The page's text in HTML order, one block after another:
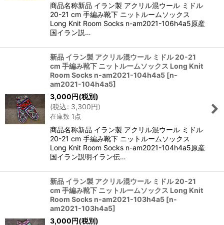
商品名称新品 イラン製 アクリル混ウール ミドル
20-21 cm 手編み靴下 ニットルームソックス
Long Knit Room Socks n-am2021-106h4a5原産
国イラン説…
新品 イラン製 アクリル混ウール ミドル 20-21
cm 手編み靴下 ニットルームソックス Long Knit
Room Socks n-am2021-104h4a5 [n-
am2021-104h4a5]
3,000円(税別)
(税込: 3,300円)
在庫数 1点
商品名称新品 イラン製 アクリル混ウール ミドル
20-21 cm 手編み靴下 ニットルームソックス
Long Knit Room Socks n-am2021-104h4a5原産
国イラン説明イラン伝…
新品 イラン製 アクリル混ウール ミドル 20-21
cm 手編み靴下 ニットルームソックス Long Knit
Room Socks n-am2021-103h4a5 [n-
am2021-103h4a5]
3,000円(税別)